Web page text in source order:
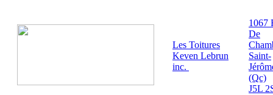
Les Toitures
Keven Lebrun
inc.
1067
De
Saint-
(Qc)
J5L